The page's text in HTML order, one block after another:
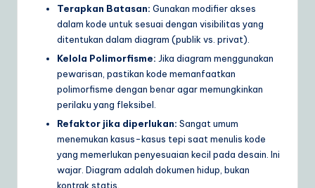
Terapkan Batasan: Gunakan modifier akses
dalam kode untuk sesuai dengan visibilitas yang
ditentukan dalam diagram (publik vs. privat).
Kelola Polimorfisme: Jika diagram menggunakan
pewarisan, pastikan kode memanfaatkan
polimorfisme dengan benar agar memungkinkan
perilaku yang fleksibel.
Refaktor jika diperlukan: Sangat umum
menemukan kasus-kasus tepi saat menulis kode
yang memerlukan penyesuaian kecil pada desain. Ini
wajar. Diagram adalah dokumen hidup, bukan
kontrak statis.